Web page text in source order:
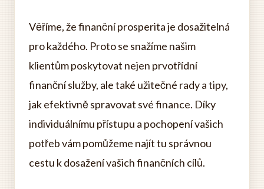
Věříme, že finanční prosperita je dosažitelná
pro každého. Proto se snažíme našim
klientům poskytovat nejen prvotřídní
finanční služby, ale také užitečné rady a tipy,
jak efektivně spravovat své finance. Díky
individuálnímu přístupu a pochopení vašich
potřeb vám pomůžeme najít tu správnou
cestu k dosažení vašich finančních cílů.